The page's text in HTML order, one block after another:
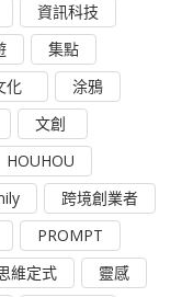
資訊科技
集點
化
涂鴉
文創
HOUHOU
跨境創業者
PROMPT
維定式
靈感